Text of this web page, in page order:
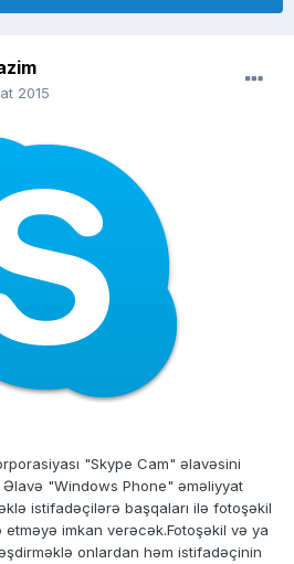
2015
"Skype Cam" əlavəsini
Əlavə "Windows Phone" əməliyyat
istifadəçilərə başqaları ilə fotoşəkil
etməyə imkan verəcək.Fotoşəkil və ya
onlardan həm istifadəçinin